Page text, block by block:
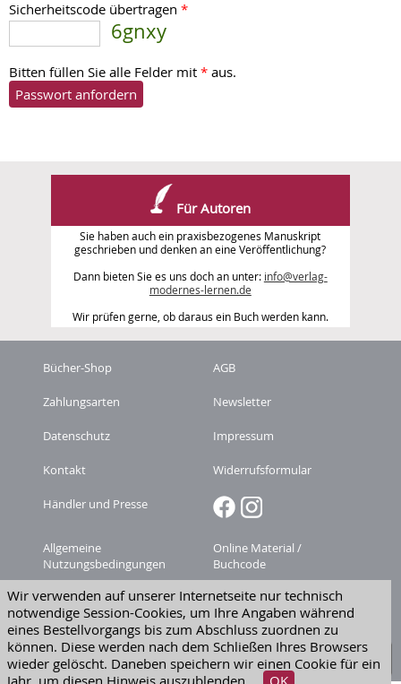
Sicherheitscode übertragen *
6gnxy
Bitten füllen Sie alle Felder mit * aus.
Wir verwenden auf unserer Internetseite nur technisch
notwendige Session-Cookies, um Ihre Angaben während
eines Bestellvorgangs bis zum Abschluss zuordnen zu
können. Diese werden nach dem Schließen Ihres Browsers
wieder gelöscht. Daneben speichern wir einen Cookie für ein
Für Autoren
Sie haben auch ein praxisbezogenes Manuskript
geschrieben und denken an eine Veröffentlichung?
Dann bieten Sie es uns doch an unter: info@verlag-
modernes-lernen.de
Wir prüfen gerne, ob daraus ein Buch werden kann.
Bücher-Shop AGB
Zahlungsarten Newsletter
Datenschutz Impressum
Kontakt Widerrufsformular
Händler und Presse
Allgemeine
Nutzungsbedingungen
Online Material /
Buchcode
Zeitschriften-
Abonnement kündigen
Versandkosten
Widerruf erklären